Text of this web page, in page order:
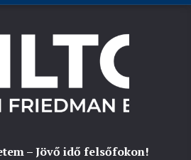
– Jövő idő felsőfokon!